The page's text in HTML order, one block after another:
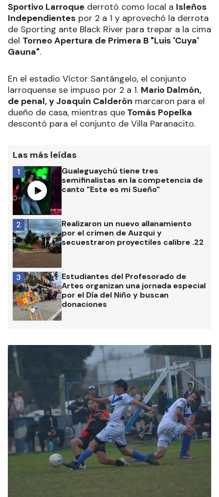
Sportivo Larroque derrotó como local a Isleños
Independientes por 2 a 1 y aprovechó la derrota
de Sporting ante Black River para trepar a la cima
del Torneo Apertura de Primera B "Luis 'Cuya'
Gauna".
En el estadio Víctor Santángelo, el conjunto
larroquense se impuso por 2 a 1. Mario Dalmón,
de penal, y Joaquín Calderón marcaron para el
dueño de casa, mientras que Tomás Popelka
descontó para el conjunto de Villa Paranacito.
Las más leídas
Gualeguaychú tiene tres
semifinalistas en la competencia de
canto "Este es mi Sueño"
1
Realizaron un nuevo allanamiento
por el crimen de Auzqui y
secuestraron proyectiles calibre .22
2
Estudiantes del Profesorado de
Artes organizan una jornada especial
por el Día del Niño y buscan
donaciones
3